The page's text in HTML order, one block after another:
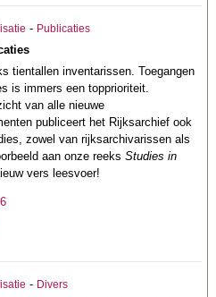
- Publicaties
tientallen inventarissen. Toegangen
is immers een topprioriteit.
van alle nieuwe
publiceert het Rijksarchief ook
zowel van rijksarchivarissen als
aan onze reeksStudies in
vers leesvoer!
- Divers